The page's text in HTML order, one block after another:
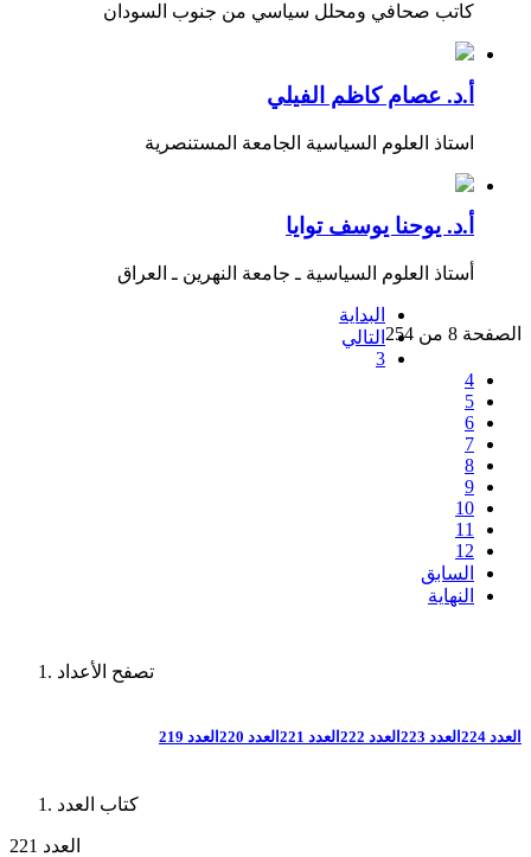
كاتب صحافي ومحلل سياسي من جنوب السودان
أ.د. عصام كاظم الفيلي
استاذ العلوم السياسية الجامعة المستنصرية
أ.د. يوحنا يوسف توايا
أستاذ العلوم السياسية ـ جامعة النهرين ـ العراق
الصفحة 8 من 254
البداية
التالي
3
4
5
6
7
8
9
10
11
12
السابق
النهاية
تصفح الأعداد
العدد 224 العدد 223 العدد 222 العدد 221 العدد 220 العدد 219
كتاب العدد
العدد 221